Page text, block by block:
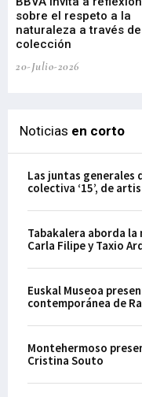
sobre el respeto a la
naturaleza a través
colección
20-Julio-2026
Noticias en corto
Las juntas generales
colectiva ‘15’, de
Tabakalera aborda
Carla Filipe y Taxio
Euskal Museoa
contemporánea de
Montehermoso
Cristina Souto